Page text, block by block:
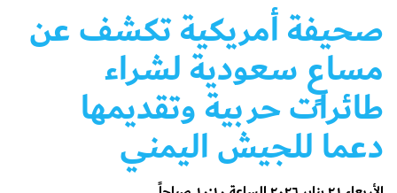
صحيفة أمريكية تكشف عن
مساعٍ سعودية لشراء
طائرات حربية وتقديمها
دعما للجيش اليمني